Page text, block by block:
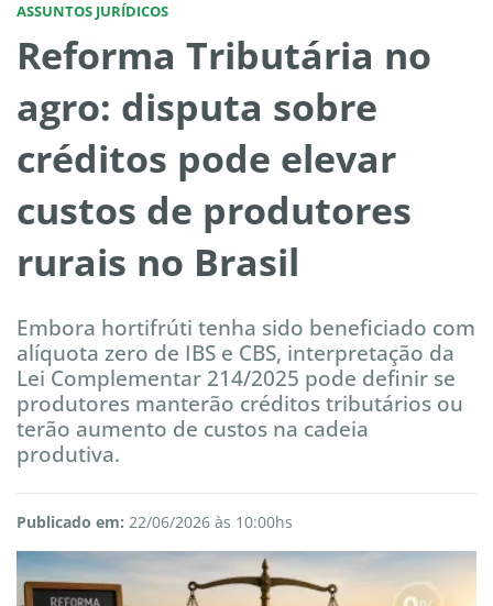
ASSUNTOS JURÍDICOS
Reforma Tributária no
agro: disputa sobre
créditos pode elevar
custos de produtores
rurais no Brasil
Embora hortifrúti tenha sido beneficiado com
alíquota zero de IBS e CBS, interpretação da
Lei Complementar 214/2025 pode definir se
produtores manterão créditos tributários ou
terão aumento de custos na cadeia
produtiva.
Publicado em: 22/06/2026 às 10:00hs